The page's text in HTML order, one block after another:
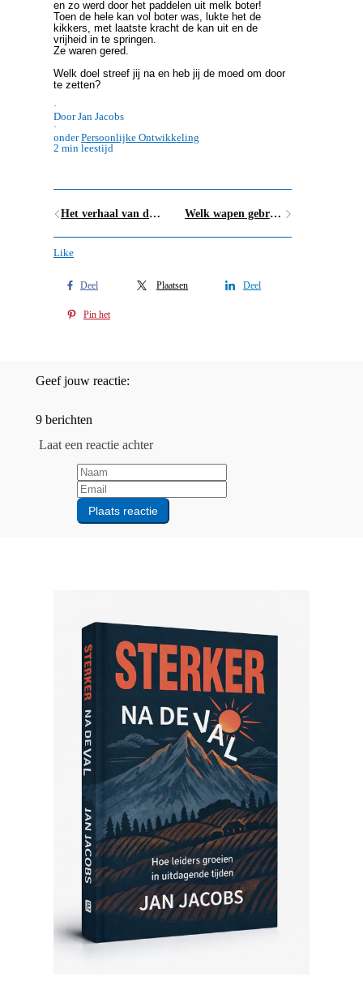
en zo werd door het paddelen uit melk boter!
Toen de hele kan vol boter was, lukte het de
kikkers, met laatste kracht de kan uit en de
vrijheid in te springen.
Ze waren gered.
Welk doel streef jij na en heb jij de moed om door
te zetten?
·
Door Jan Jacobs
·
onderPersoonlijke Ontwikkeling
2 min leestijd
Het verhaal van de visser, een les in soberheid Welk wapen gebruik jij om jouw doel te bereiken?
Like
Deel Plaatsen Deel
Pin het
Geef jouw reactie:
9 berichten
Laat een reactie achter